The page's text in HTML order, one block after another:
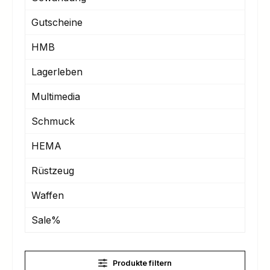
Gutscheine
HMB
Lagerleben
Multimedia
Schmuck
HEMA
Rüstzeug
Waffen
Sale%
Produkte filtern